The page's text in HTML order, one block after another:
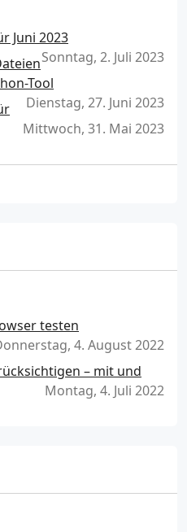
Juni 2023
Sonntag, 2. Juli 2023
Tool
Dienstag, 27. Juni 2023
Mittwoch, 31. Mai 2023
testen
4. August 2022
– mit und
Montag, 4. Juli 2022